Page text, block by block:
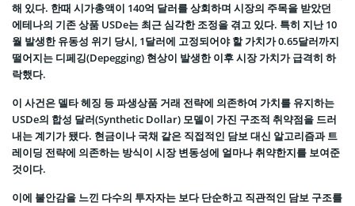
해 있다. 한때 시가총액이 140억 달러를 상회하며 시장의 주목을 받았던
에테나의 기존 상품 USDe는 최근 심각한 조정을 겪고 있다. 특히 지난 10
월 발생한 유동성 위기 당시, 1달러에 고정되어야 할 가치가 0.65달러까지
떨어지는 디페깅(Depegging) 현상이 발생한 이후 시장 가치가 급격히 하
락했다.
이 사건은 델타 헤징 등 파생상품 거래 전략에 의존하여 가치를 유지하는
USDe의 합성 달러(Synthetic Dollar) 모델이 가진 구조적 취약점을 드러
내는 계기가 됐다. 현금이나 국채 같은 직접적인 담보 대신 알고리즘과 트
레이딩 전략에 의존하는 방식이 시장 변동성에 얼마나 취약한지를 보여준
것이다.
이에 불안감을 느낀 다수의 투자자는 보다 단순하고 직관적인 담보 구조를